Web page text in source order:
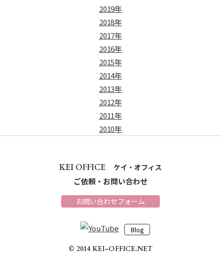
2019年
2018年
2017年
2016年
2015年
2014年
2013年
2012年
2011年
2010年
KEI OFFICE ケイ・オフィス
ご依頼・お問い合わせ
お問い合わせフォーム
Blog
© 2014 KEI-OFFICE.NET